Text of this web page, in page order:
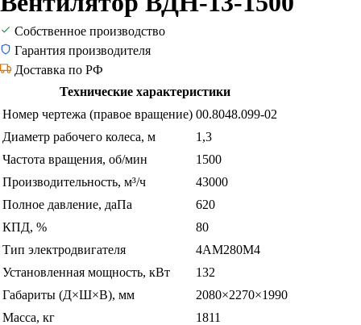
Собственное производство
Гарантия производителя
Доставка по РФ
Технические характеристики
Номер чертежа (правое вращение) 00.8048.099-02
Диаметр рабочего колеса, м
1,3
Частота вращения, об/мин
1500
Производительность, м³/ч
43000
Полное давление, даПа
620
КПД, %
80
Тип электродвигателя
4АМ280М4
Установленная мощность, кВт
132
Габариты (Д×Ш×В), мм
2080×2270×1990
Масса, кг
1811